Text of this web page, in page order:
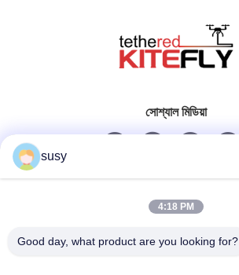
সোশ্যাল মিডিয়া
দ্রুত যোগাযোগ
susy
4:18 PM
Good day, what product are you looking for?